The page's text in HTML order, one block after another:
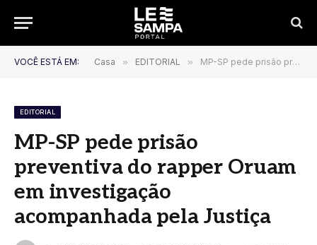
VOCÊ ESTÁ EM: Casa » EDITORIAL » MP-SP pede prisão preventiva do rapper Oruam em investigação acompanhada pela Justiça
EDITORIAL
MP-SP pede prisão
preventiva do rapper Oruam
em investigação
acompanhada pela Justiça